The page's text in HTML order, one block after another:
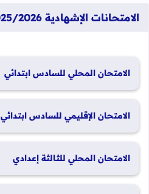
الامتحانات الإشهادية 2025/2026
الامتحان المحلي للسادس ابتدائي
الامتحان الإقليمي للسادس ابتدائي
الامتحان المحلي للثالثة إعدادي